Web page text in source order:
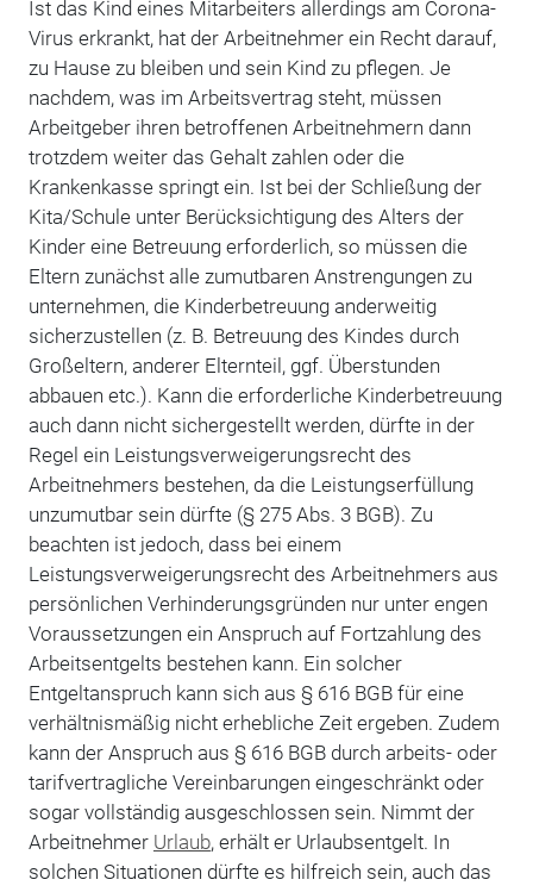
Ist das Kind eines Mitarbeiters allerdings am Corona-
Virus erkrankt, hat der Arbeitnehmer ein Recht darauf,
zu Hause zu bleiben und sein Kind zu pflegen. Je
nachdem, was im Arbeitsvertrag steht, müssen
Arbeitgeber ihren betroffenen Arbeitnehmern dann
trotzdem weiter das Gehalt zahlen oder die
Krankenkasse springt ein. Ist bei der Schließung der
Kita/Schule unter Berücksichtigung des Alters der
Kinder eine Betreuung erforderlich, so müssen die
Eltern zunächst alle zumutbaren Anstrengungen zu
unternehmen, die Kinderbetreuung anderweitig
sicherzustellen (z. B. Betreuung des Kindes durch
Großeltern, anderer Elternteil, ggf. Überstunden
abbauen etc.). Kann die erforderliche Kinderbetreuung
auch dann nicht sichergestellt werden, dürfte in der
Regel ein Leistungsverweigerungsrecht des
Arbeitnehmers bestehen, da die Leistungserfüllung
unzumutbar sein dürfte (§ 275 Abs. 3 BGB). Zu
beachten ist jedoch, dass bei einem
Leistungsverweigerungsrecht des Arbeitnehmers aus
persönlichen Verhinderungsgründen nur unter engen
Voraussetzungen ein Anspruch auf Fortzahlung des
Arbeitsentgelts bestehen kann. Ein solcher
Entgeltanspruch kann sich aus § 616 BGB für eine
verhältnismäßig nicht erhebliche Zeit ergeben. Zudem
kann der Anspruch aus § 616 BGB durch arbeits- oder
tarifvertragliche Vereinbarungen eingeschränkt oder
sogar vollständig ausgeschlossen sein. Nimmt der
Arbeitnehmer Urlaub, erhält er Urlaubsentgelt. In
solchen Situationen dürfte es hilfreich sein, auch das